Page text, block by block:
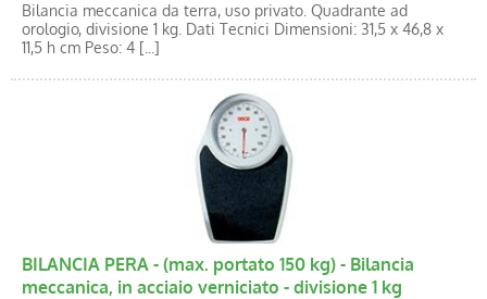
Bilancia meccanica da terra, uso privato. Quadrante ad
orologio, divisione 1 kg. Dati Tecnici Dimensioni: 31,5 x 46,8 x
11,5 h cm Peso: 4 [...]
BILANCIA PERA - (max. portato 150 kg) - Bilancia
meccanica, in acciaio verniciato - divisione 1 kg